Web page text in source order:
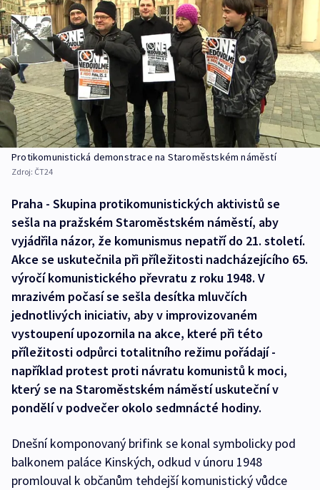
Protikomunistická demonstrace na Staroměstském náměstí
Zdroj: ČT24
Praha - Skupina protikomunistických aktivistů se
sešla na pražském Staroměstském náměstí, aby
vyjádřila názor, že komunismus nepatří do 21. století.
Akce se uskutečnila při příležitosti nadcházejícího 65.
výročí komunistického převratu z roku 1948. V
mrazivém počasí se sešla desítka mluvčích
jednotlivých iniciativ, aby v improvizovaném
vystoupení upozornila na akce, které při této
příležitosti odpůrci totalitního režimu pořádají -
například protest proti návratu komunistů k moci,
který se na Staroměstském náměstí uskuteční v
pondělí v podvečer okolo sedmnácté hodiny.
Dnešní komponovaný brifink se konal symbolicky pod
balkonem paláce Kinských, odkud v únoru 1948
promlouval k občanům tehdejší komunistický vůdce